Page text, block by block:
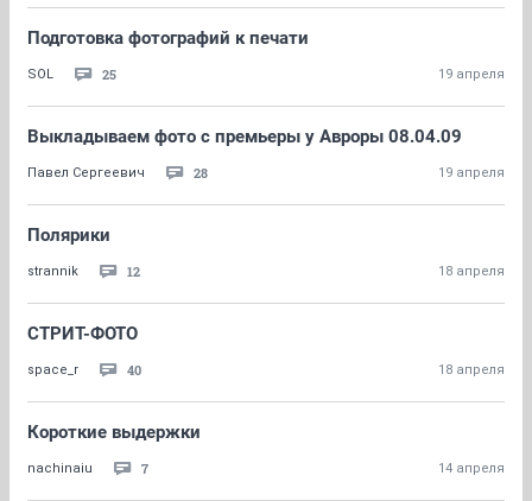
Подготовка фотографий к печати
SOL 25 19 апреля
Выкладываем фото с премьеры у Авроры 08.04.09
Павел Сергеевич 28 19 апреля
Полярики
strannik 12 18 апреля
СТРИТ-ФОТО
space_r 40 18 апреля
Короткие выдержки
nachinaiu 7 14 апреля